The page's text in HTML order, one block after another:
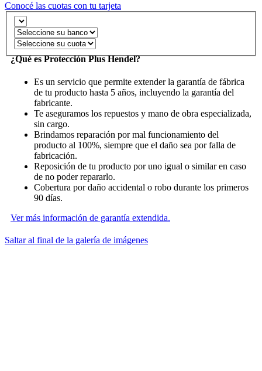
Conocé las cuotas con tu tarjeta
¿Qué es Protección Plus Hendel?
Es un servicio que permite extender la garantía de fábrica
de tu producto hasta 5 años, incluyendo la garantía del
fabricante.
Te aseguramos los repuestos y mano de obra especializada,
sin cargo.
Brindamos reparación por mal funcionamiento del
producto al 100%, siempre que el daño sea por falla de
fabricación.
Reposición de tu producto por uno igual o similar en caso
de no poder repararlo.
Cobertura por daño accidental o robo durante los primeros
90 días.
Ver más información de garantía extendida.
Saltar al final de la galería de imágenes